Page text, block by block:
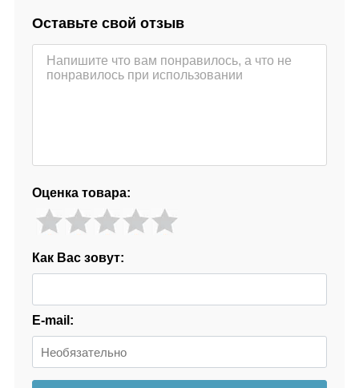
Оставьте свой отзыв
Оценка товара:
Как Вас зовут:
E-mail: